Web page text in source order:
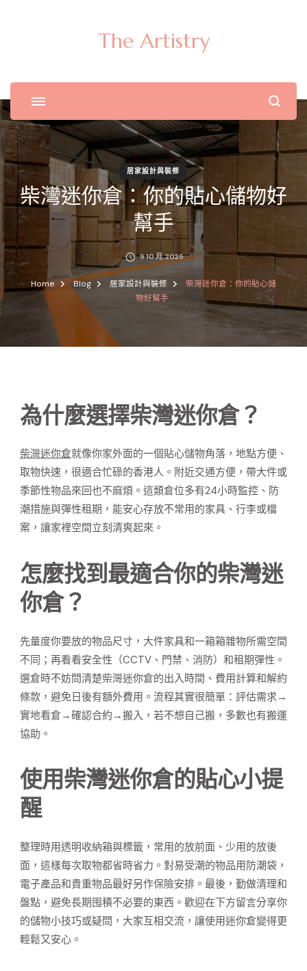
The Artistry
居家設計與裝修
柴灣迷你倉：你的貼心儲物好
幫手
9 10 月, 2025
Home Blog 居家設計與裝修
柴灣迷你倉：你的貼心儲
物好幫手
為什麼選擇柴灣迷你倉？
柴灣迷你倉就像你家外面的一個貼心儲物角落，地點方便、
取物快速，很適合忙碌的香港人。附近交通方便，帶大件或
季節性物品來回也不麻煩。這類倉位多有24小時監控、防
潮措施與彈性租期，能安心存放不常用的家具、行李或檔
案，讓家裡空間立刻清爽起來。
怎麼找到最適合你的柴灣迷
你倉？
先量度你要放的物品尺寸，大件家具和一箱箱雜物所需空間
不同；再看看安全性（CCTV、門禁、消防）和租期彈性。
選倉時不妨問清楚柴灣迷你倉的出入時間、費用計算和解約
條款，避免日後有額外費用。流程其實很簡單：評估需求→
實地看倉→確認合約→搬入，若不想自己搬，多數也有搬運
協助。
使用柴灣迷你倉的貼心小提
醒
整理時用透明收納箱與標籤，常用的放前面、少用的放後
面，這樣每次取物都省時省力。對易受潮的物品用防潮袋，
電子產品和貴重物品最好另作保險安排。最後，勤做清理和
盤點，避免長期囤積不必要的東西。歡迎在下方留言分享你
的儲物小技巧或疑問，大家互相交流，讓使用迷你倉變得更
輕鬆又安心。